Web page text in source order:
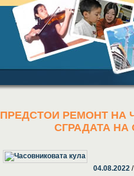
ПРЕДСТОИ РЕМОНТ НА
СГРАДАТА
04.08.2022 /